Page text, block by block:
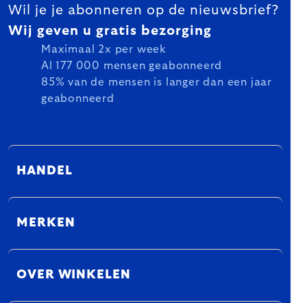
Wil je je abonneren op de nieuwsbrief?
Wij geven u gratis bezorging
Maximaal 2x per week
Al 177 000 mensen geabonneerd
85% van de mensen is langer dan een jaar
geabonneerd
HANDEL
MERKEN
OVER WINKELEN